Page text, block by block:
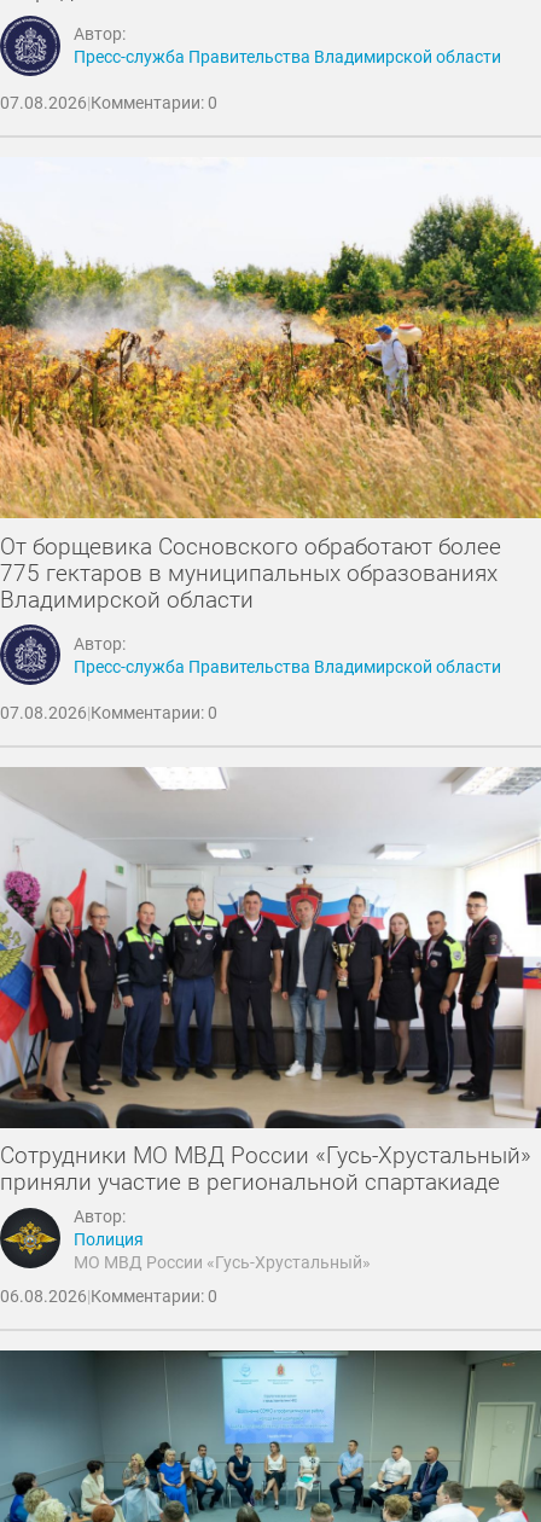
Автор:
Пресс-служба Правительства Владимирской области
07.08.2026|Комментарии: 0
От борщевика Сосновского обработают более
775 гектаров в муниципальных образованиях
Владимирской области
Автор:
Пресс-служба Правительства Владимирской области
07.08.2026|Комментарии: 0
Сотрудники МО МВД России «Гусь-Хрустальный»
приняли участие в региональной спартакиаде
Автор:
Полиция
МО МВД России «Гусь-Хрустальный»
06.08.2026|Комментарии: 0